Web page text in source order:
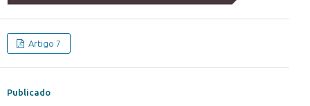
Artigo 7
Publicado